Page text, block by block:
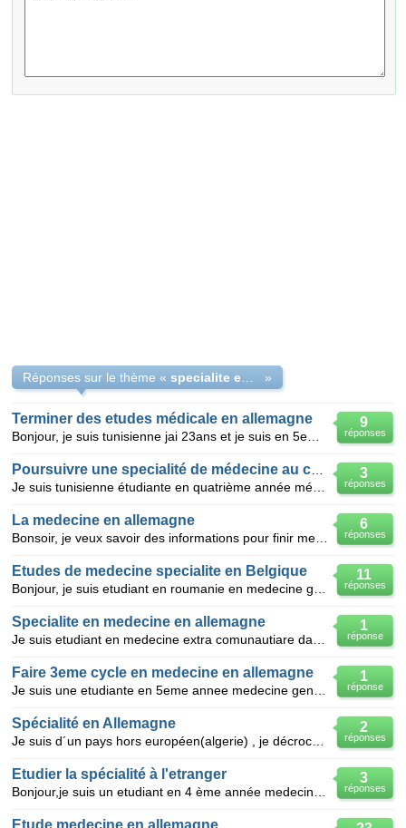
Réponses sur le thème « »
9
réponses
Terminer des etudes médicale en allemagne
3
réponses
6
réponses
La medecine en allemagne
11
réponses
Etudes de medecine specialite en Belgique
1
réponse
Specialite en medecine en allemagne
1
réponse
Faire 3eme cycle en medecine en allemagne
2
réponses
Spécialité en Allemagne
3
réponses
Etudier la spécialité à l'etranger
Etude medecine en allemagne